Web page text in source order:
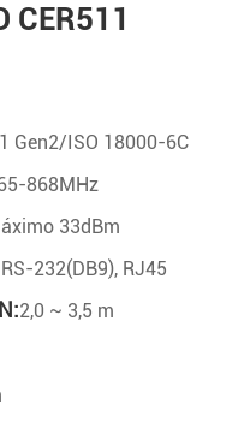
CER511
Gen2/ISO 18000-6C
868MHz
33dBm
RS-232(DB9), RJ45
2,0 ~ 3,5 m